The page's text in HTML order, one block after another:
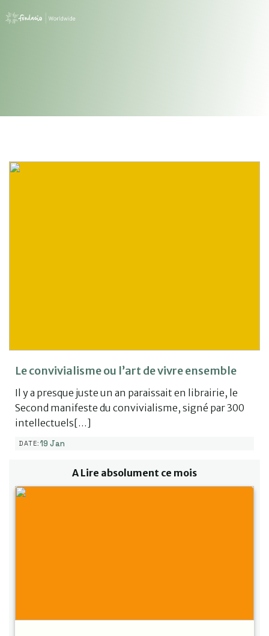
Le convivialisme ou l’art de vivre ensemble
Il y a presque juste un an paraissait en librairie, le
Second manifeste du convivialisme, signé par 300
intellectuels[…]
DATE:19 Jan
A Lire absolument ce mois